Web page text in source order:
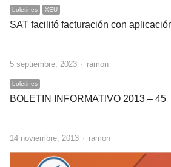
boletines XEU
SAT facilitó facturación con
5 septiembre, 2023 Author
ramon
boletines
BOLETIN INFORMATIVO 2013 – 45
14 noviembre, 2013 Author
ramon